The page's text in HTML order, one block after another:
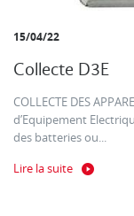
15/04/22
Collecte D3E
COLLECTE DES
d’Equipement
des batteries ou...
Lire la suite